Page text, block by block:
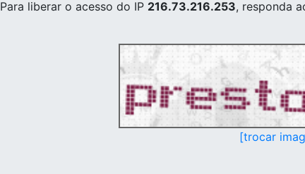
Para liberar o acesso do IP 216.73.216.253, responda
[trocar